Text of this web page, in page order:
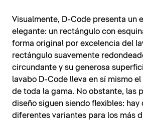
Visualmente, D-Code presenta un
elegante: un rectángulo con
forma original por excelencia del
rectángulo suavemente
circundante y su generosa
lavabo D-Code lleva en sí mismo
de toda la gama. No obstante, las
diseño siguen siendo flexibles: hay
diferentes variantes para los más